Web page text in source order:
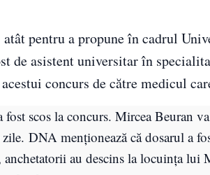
pentru a propune în cadrul
de asistent universitar în
concurs de către medicul
scos la concurs. Mircea Beuran
DNA menţionează că dosarul a
au descins la locuinţa lui